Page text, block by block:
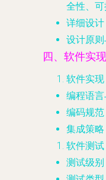
全性、可
详细设计
设计原
四、软件实
软件实现
编程语
编码规范
集成策略
软件测试
测试级别